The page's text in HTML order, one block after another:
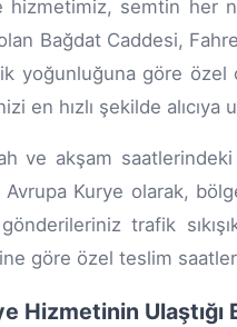
hizmetimiz, semtin her
Bağdat Caddesi,
yoğunluğuna göre özel
en hızlı şekilde alıcıya
ve akşam
Kurye olarak,
trafik
göre özel teslim
Hizmetinin Ulaştığı